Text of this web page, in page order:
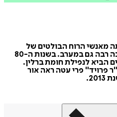
(1929–2011) הייתה מאנשי הרוח הבולטים של
גרמניה המזרחית, וזכתה להערכה רבה גם במערב. בשנות ה-80
הביא לנפילת חומת ברלין.
פרויד" פרי עטה ראה אור